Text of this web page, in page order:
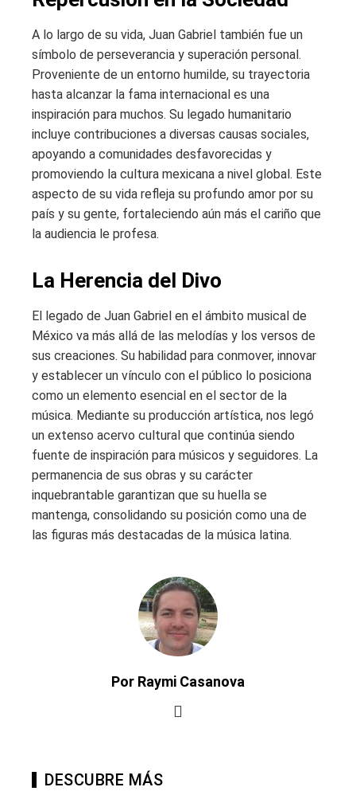
A lo largo de su vida, Juan Gabriel también fue un
símbolo de perseverancia y superación personal.
Proveniente de un entorno humilde, su trayectoria
hasta alcanzar la fama internacional es una
inspiración para muchos. Su legado humanitario
incluye contribuciones a diversas causas sociales,
apoyando a comunidades desfavorecidas y
promoviendo la cultura mexicana a nivel global. Este
aspecto de su vida refleja su profundo amor por su
país y su gente, fortaleciendo aún más el cariño que
la audiencia le profesa.
La Herencia del Divo
El legado de Juan Gabriel en el ámbito musical de
México va más allá de las melodías y los versos de
sus creaciones. Su habilidad para conmover, innovar
y establecer un vínculo con el público lo posiciona
como un elemento esencial en el sector de la
música. Mediante su producción artística, nos legó
un extenso acervo cultural que continúa siendo
fuente de inspiración para músicos y seguidores. La
permanencia de sus obras y su carácter
inquebrantable garantizan que su huella se
mantenga, consolidando su posición como una de
las figuras más destacadas de la música latina.
Por Raymi Casanova
DESCUBRE MÁS